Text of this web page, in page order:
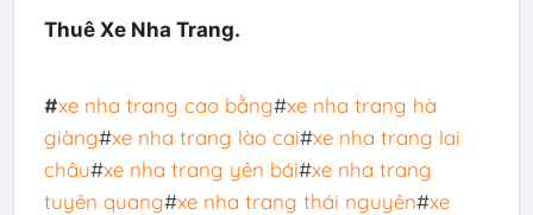
Thuê Xe Nha Trang.
#xe nha trang cao bằng#xe nha trang hà
giàng#xe nha trang lào cai#xe nha trang lai
châu#xe nha trang yên bái#xe nha trang
tuyên quang#xe nha trang thái nguyên#xe